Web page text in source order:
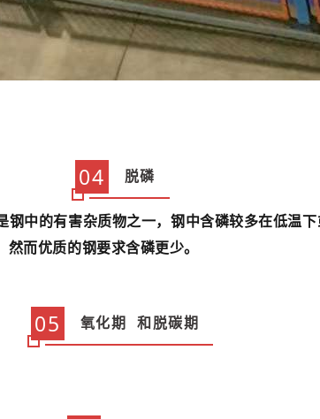
04 脱磷
中的有害杂质物之一，钢中含磷较多在低温
而优质的钢要求含磷更少。
05 氧化期 和脱碳期